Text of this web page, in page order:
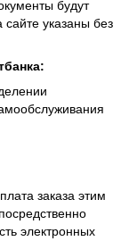
будут
указаны без
заказа этим
электронных